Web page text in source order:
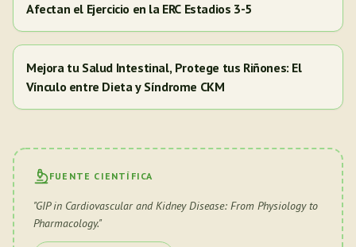
Afectan el Ejercicio en la ERC Estadios 3-5
Mejora tu Salud Intestinal, Protege tus Riñones: El
Vínculo entre Dieta y Síndrome CKM
FUENTE CIENTÍFICA
"GIP in Cardiovascular and Kidney Disease: From Physiology to
Pharmacology."